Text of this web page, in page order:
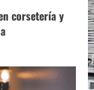
corsetería y